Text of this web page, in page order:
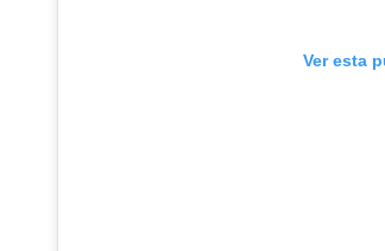
Ver esta